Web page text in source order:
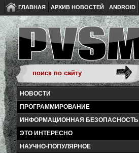
ГЛАВНАЯ АРХИВ НОВОСТЕЙ ANDROID
НОВОСТИ
ПРОГРАММИРОВАНИЕ
ИНФОРМАЦИОННАЯ БЕЗОПАСНОСТЬ
ЭТО ИНТЕРЕСНО
НАУЧНО-ПОПУЛЯРНОЕ